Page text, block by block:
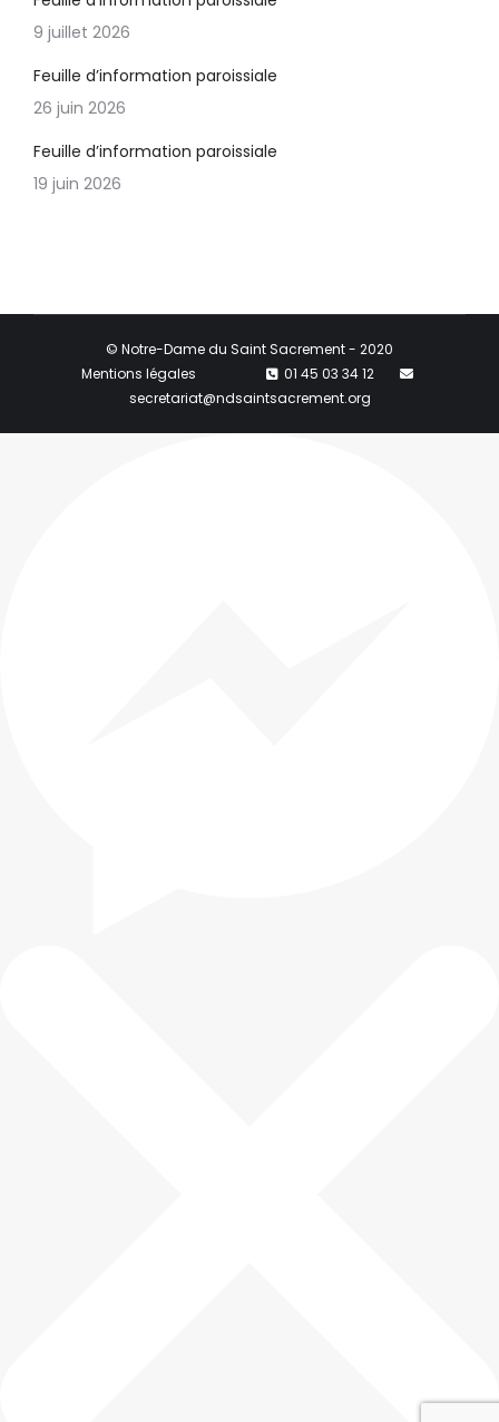
9 juillet 2026
Feuille d’information paroissiale
26 juin 2026
Feuille d’information paroissiale
19 juin 2026
© Notre-Dame du Saint Sacrement - 2020
Mentions légales
01 45 03 34 12
secretariat@ndsaintsacrement.org